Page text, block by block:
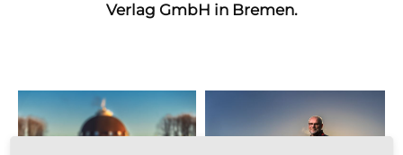
Verlag GmbH in Bremen.